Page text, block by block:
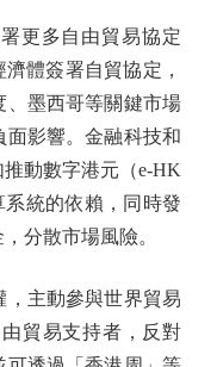
更多自由貿易協定
體簽署自貿協定，
、墨西哥等關鍵市場
面影響。金融科技和
動數字港元（e-HK
統的依賴，同時發
分散市場風險。
主動參與世界貿易
貿易支持者，反對